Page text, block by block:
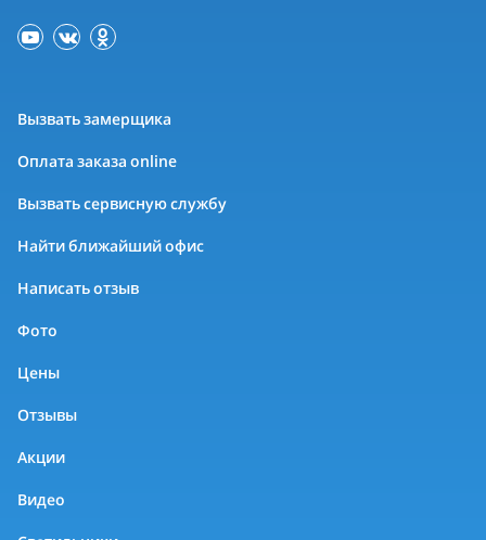
Вызвать замерщика
Оплата заказа online
Вызвать сервисную службу
Найти ближайший офис
Написать отзыв
Фото
Цены
Отзывы
Акции
Видео